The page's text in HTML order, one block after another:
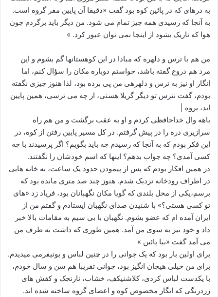
به درهای که در پائین کوه بود گفت «دقیقا آن پایین مقر گروه است.
به آنجا که رسیدی همه چیز تمام می شود. من دیگر باید برگردم چون
هوا که تاریک بشود از اینجا نمی توان عبور کرد. »
من هم با ترس و دلهره که مبادا در این کوهستانها گم بشوم و این
مرد هم دروغ گفته باشد، خواستم دوباره مکان را سؤال کنم، اما
انگار او نیز به ترس و دلهرهی من پی برده بود، لذا هنوز چیزی نگفته
بودم، گفت نترس تو دیگر گریلا هستی، از چه می ترسی، همین پایین
اند، بروه |
باهه وال خداحافظی کردم و او به عقب برگشت و من هم راه
سرازیری دره را در پیش گرفتم. در کل مسیر پایین رفتن از کوه، در
این فکر بودم که به آنجا که رسیدم چه باید بگویم؟ اگر پرسیدند با چه
کسی آمدی؟ چه جواب بدهم؟ اینها که اسم خودشان را نگفتند.
در همین افکار بودم که پس از پیمودن حدود یک ساعت، به خانه هایی
در اطراف رودخانه نزدیک شدم. هنوز چند صد متری مانده بود که
برسم،یکی از محل بلندی که گویا مکان نگهبانان بود، فریاد زد «های
تو کسی هستی؟» با شنیدن صدای نگهبان ایستادم و گفتم من از
ایران آمده ام که عضو بشوم. نگهبان با بی سیم به مقامات بالا خبر
داد و خود نیز به سوی من آمد. همین طوری که داشت به طرف من
می آمد گفت «بیا پائین »
برای اولین بار بود که یک جوانی را در چنین لباس و یونیفرمی میدیدم.
برای من خیلی هیجان انگیز بود، جوانی تقریبا هم سن و سال خودم،
با یکدست لباس کردی، کلاشنیکف، خشاب، نارنجک و کفش های
زردرنگی که انگار مخصوص کوه و اعضای گروه ساخته شده اند.